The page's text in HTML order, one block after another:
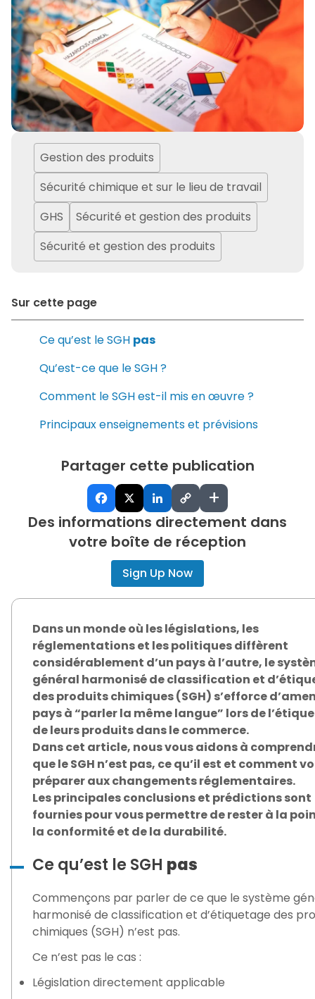
Gestion des produits
Sécurité chimique et sur le lieu de travail
GHS
Sécurité et gestion des produits
Sécurité et gestion des produits
Sur cette page
Ce qu’est le SGH pas
Qu’est-ce que le SGH ?
Comment le SGH est-il mis en œuvre ?
Principaux enseignements et prévisions
Partager cette publication
+
Des informations directement dans
votre boîte de réception
Sign Up Now
Dans un monde où les législations, les
réglementations et les politiques diffèrent
considérablement d’un pays à l’autre, le
général harmonisé de classification et
des produits chimiques (SGH) s’efforce
pays à “parler la même langue” lors de
de leurs produits dans le commerce.
Dans cet article, nous vous aidons à
que le SGH n’est pas, ce qu’il est et comment
préparer aux changements réglementaires.
Les principales conclusions et prédictions sont
fournies pour vous permettre de rester à la
la conformité et de la durabilité.
Ce qu’est le SGH pas
Commençons par parler de ce que le système
harmonisé de classification et d’étiquetage des
chimiques (SGH) n’est pas.
Ce n’est pas le cas :
Législation directement applicable